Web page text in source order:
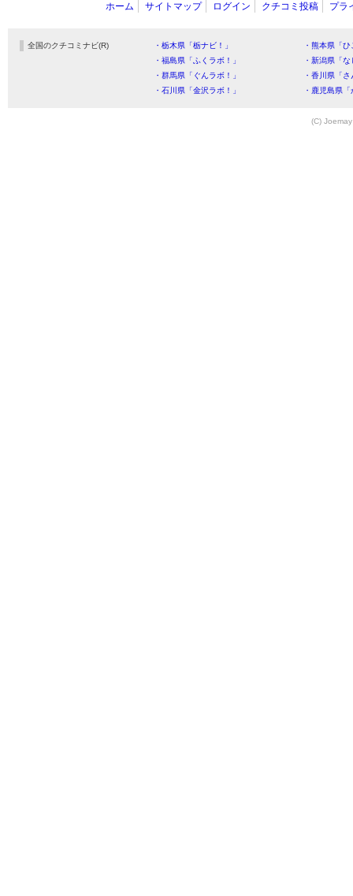
ホーム サイトマップ ログイン クチコミ投稿 プラ
全国のクチコミナビ(R) ・栃木県「栃ナビ！」
・熊本県「
・福島県「ふくラボ！」
・新潟県「
・群馬県「ぐんラボ！」
・香川県「
・石川県「金沢ラボ！」
・鹿児島県
(C)